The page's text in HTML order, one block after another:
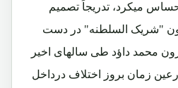
میکرد، تدریجاً تصمیم
"شریک السلطنه" در دست
محمد داؤد طی سالهای اخیر
زمان بروز اختلاف درداخل